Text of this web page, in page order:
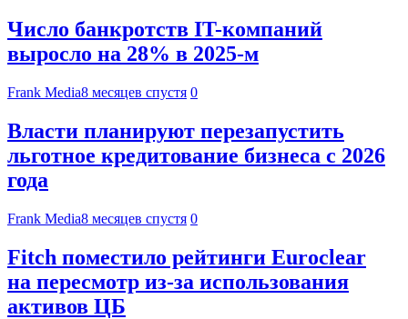
Число банкротств IT-компаний
выросло на 28% в 2025-м
Frank Media8 месяцев спустя 0
Власти планируют перезапустить
льготное кредитование бизнеса с 2026
года
Frank Media8 месяцев спустя 0
Fitch поместило рейтинги Euroclear
на пересмотр из-за использования
активов ЦБ